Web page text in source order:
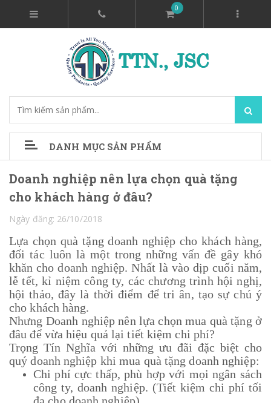
0
DANH MỤC SẢN PHẨM
Doanh nghiệp nên lựa chọn quà tặng
cho khách hàng ở đâu?
Ngày đăng: 26/10/2018
Lựa chọn quà tặng doanh nghiệp cho khách hàng,
đối tác luôn là một trong những vấn đề gây khó
khăn cho doanh nghiệp. Nhất là vào dịp cuối năm,
lễ tết, kỉ niệm công ty, các chương trình hội nghị,
hội thảo, đây là thời điểm để tri ân, tạo sự chú ý
cho khách hàng.
Nhưng Doanh nghiệp nên lựa chọn mua quà tặng ở
đâu để vừa hiệu quả lại tiết kiệm chi phí?
Trọng Tín Nghĩa với những ưu đãi đặc biệt cho
quý doanh nghiệp khi mua quà tặng doanh nghiệp:
Chi phí cực thấp, phù hợp với mọi ngân sách
công ty, doanh nghiệp. (Tiết kiệm chi phí tối